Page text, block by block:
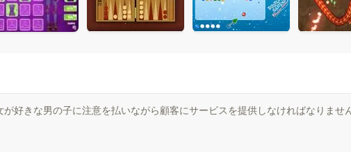
好きな男の子に注意を払いながら顧客にサービスを提供しなければなりませ